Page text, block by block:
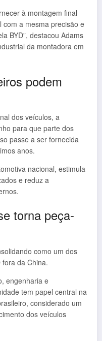
à montagem final
com a mesma precisão e
BYD”, destacou Adams
da montadora em
podem
dos veículos, a
para que parte dos
passe a ser fornecida
anos.
nacional, estimula
e reduz a
torna peça-
como um dos
fora da China.
engenharia e
tem papel central na
considerado um
dos veículos